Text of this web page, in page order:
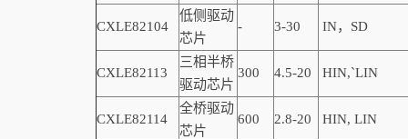
CXLE82104
低侧驱动
芯片
- 3-30 IN，SD
CXLE82113
三相半桥
驱动芯片
300 4.5-20 HIN,`LIN
CXLE82114
全桥驱动
芯片
600 2.8-20 HIN, LIN